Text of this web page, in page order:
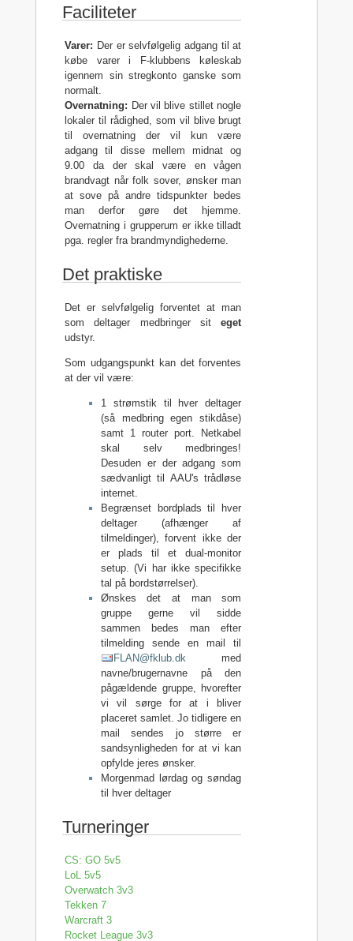
Faciliteter
Varer: Der er selvfølgelig adgang til at
købe varer i F-klubbens køleskab
igennem sin stregkonto ganske som
normalt.
Overnatning: Der vil blive stillet nogle
lokaler til rådighed, som vil blive brugt
til overnatning der vil kun være
adgang til disse mellem midnat og
9.00 da der skal være en vågen
brandvagt når folk sover, ønsker man
at sove på andre tidspunkter bedes
man derfor gøre det hjemme.
Overnatning i grupperum er ikke tilladt
pga. regler fra brandmyndighederne.
Det praktiske
Det er selvfølgelig forventet at man
som deltager medbringer siteget
udstyr.
Som udgangspunkt kan det forventes
at der vil være:
1 strømstik til hver deltager
(så medbring egen stikdåse)
samt 1 router port. Netkabel
skal selv medbringes!
Desuden er der adgang som
sædvanligt til AAU's trådløse
internet.
Begrænset bordplads til hver
deltager (afhænger af
tilmeldinger), forvent ikke der
er plads til et dual-monitor
setup. (Vi har ikke specifikke
tal på bordstørrelser).
Ønskes det at man som
gruppe gerne vil sidde
sammen bedes man efter
tilmelding sende en mail til
FLAN@fklub.dkmed
navne/brugernavne på den
pågældende gruppe, hvorefter
vi vil sørge for at i bliver
placeret samlet. Jo tidligere en
mail sendes jo større er
sandsynligheden for at vi kan
opfylde jeres ønsker.
Morgenmad lørdag og søndag
til hver deltager
Turneringer
CS: GO 5v5
LoL 5v5
Overwatch 3v3
Tekken 7
Warcraft 3
Rocket League 3v3